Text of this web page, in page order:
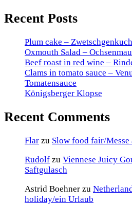
Recent Posts
Plum cake –
Oxmouth Salad –
Beef roast in red wine –
Clams in tomato sauce –
Tomatensauce
Königsberger Klopse
Recent Comments
Flar zu Slow food fair/
Rudolf zu Viennese Juicy
Saftgulasch
Astrid Boehner zu
holiday/ein Urlaub